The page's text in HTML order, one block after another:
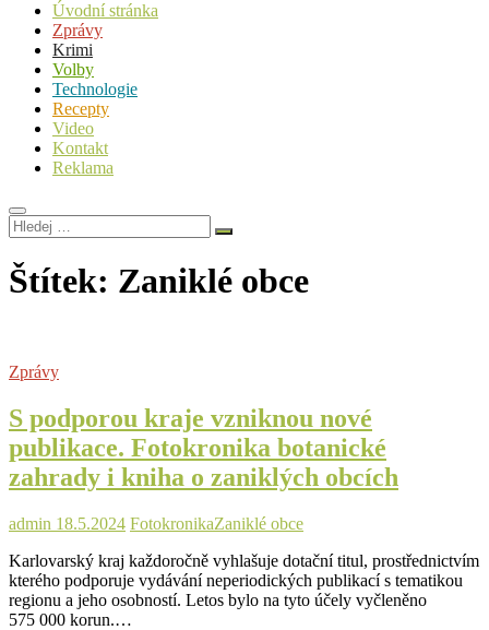
Úvodní stránka
Zprávy
Krimi
Volby
Technologie
Recepty
Video
Kontakt
Reklama
Hledej
…
Štítek: Zaniklé obce
Zprávy
S podporou kraje vzniknou nové
publikace. Fotokronika botanické
zahrady i kniha o zaniklých obcích
admin 18.5.2024 FotokronikaZaniklé obce
Karlovarský kraj každoročně vyhlašuje dotační titul, prostřednictvím
kterého podporuje vydávání neperiodických publikací s tematikou
regionu a jeho osobností. Letos bylo na tyto účely vyčleněno
575 000 korun.…